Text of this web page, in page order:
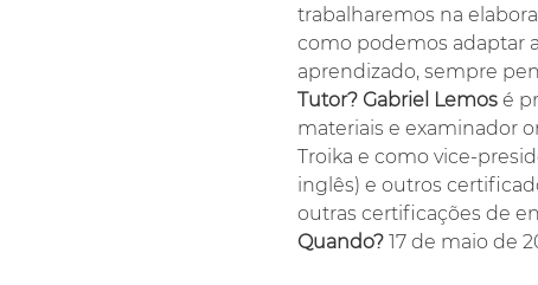
trabalharemos na
como podemos adaptar
aprendizado, sempre
Tutor? Gabriel Lemos é
materiais e examinador
Troika e como vice-
inglês) e outros
outras certificações de
Quando? 17 de maio de